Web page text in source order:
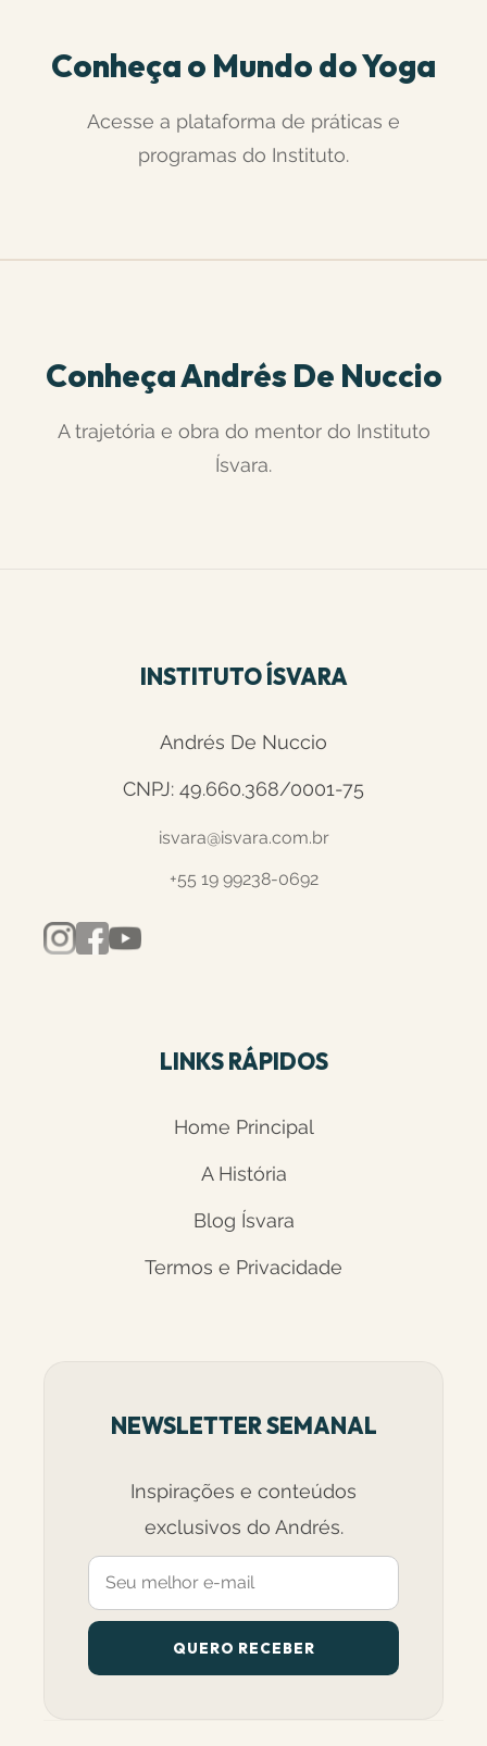
Conheça o Mundo do Yoga
Acesse a plataforma de práticas e
programas do Instituto.
Conheça Andrés De Nuccio
A trajetória e obra do mentor do Instituto
Ísvara.
INSTITUTO ÍSVARA
Andrés De Nuccio
CNPJ: 49.660.368/0001-75
isvara@isvara.com.br
+55 19 99238-0692
LINKS RÁPIDOS
Home Principal
A História
Blog Ísvara
Termos e Privacidade
NEWSLETTER SEMANAL
Inspirações e conteúdos
exclusivos do Andrés.
QUERO RECEBER